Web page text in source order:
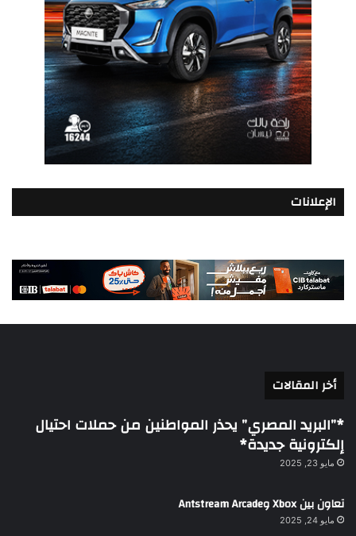
الإعلانات
أخر المقالات
*”البريد المصري” يحذر المواطنين من حملات احتيال
إلكترونية جديدة*
مايو 23, 2025
تعاون بين Xbox وAntstream Arcade
مايو 24, 2025